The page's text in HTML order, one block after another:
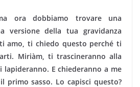
ora dobbiamo trovare una
versione della tua gravidanza
amo, ti chiedo questo perché ti
Miriàm, ti trascineranno alla
E chiederanno a me
primo sasso. Lo capisci questo?